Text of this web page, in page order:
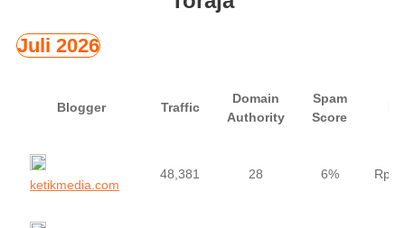
Juli 2026
Blogger Traffic
Domain
Authority
Spam
Score
ketikmedia.com
48,381 28 6%